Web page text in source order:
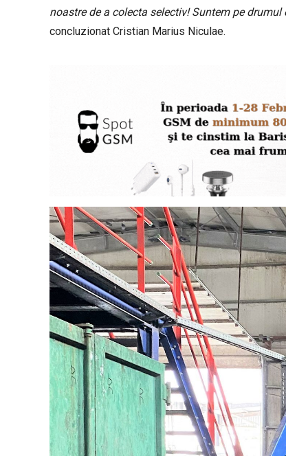
noastre de a colecta selectiv! Suntem pe
concluzionat Cristian Marius Niculae.